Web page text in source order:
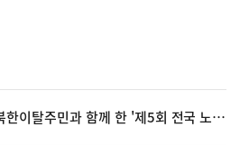
탈주민과 함께 한 '제5회 전국 노래자랑'